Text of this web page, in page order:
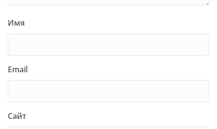
Имя
Email
Сайт